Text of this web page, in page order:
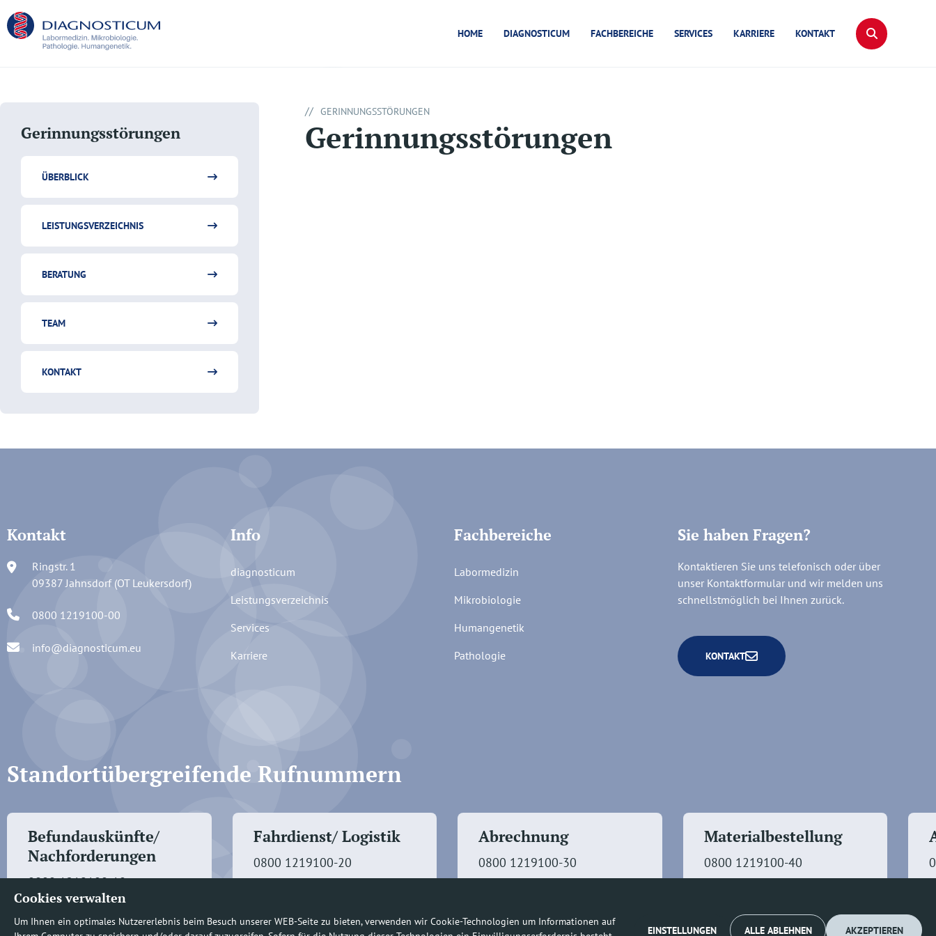
Cookies verwalten
Um Ihnen ein optimales Nutzererlebnis beim Besuch unserer WEB-Seite zu bieten, verwenden wir Cookie-Technologien um Informationen auf
AKZEPTIEREN
ALLE ABLEHNEN
EINSTELLUNGEN
HOME DIAGNOSTICUM FACHBEREICHE SERVICES KARRIERE KONTAKT
Gerinnungsstörungen
ÜBERBLICK
LEISTUNGSVERZEICHNIS
BERATUNG
TEAM
KONTAKT
// GERINNUNGSSTÖRUNGEN
Gerinnungsstörungen
Kontakt
Ringstr. 1
09387 Jahnsdorf (OT Leukersdorf)
0800 1219100-00
info@diagnosticum.eu
Info
diagnosticum
Leistungsverzeichnis
Services
Karriere
Fachbereiche
Labormedizin
Mikrobiologie
Humangenetik
Pathologie
Sie haben Fragen?
Kontaktieren Sie uns telefonisch oder über
unser Kontaktformular und wir melden uns
schnellstmöglich bei Ihnen zurück.
KONTAKT
Standortübergreifende Rufnummern
Befundauskünfte/
Nachforderungen
0800 1219100-10
Fahrdienst/ Logistik
0800 1219100-20
Abrechnung
0800 1219100-30
Materialbestellung
0800 1219100-40